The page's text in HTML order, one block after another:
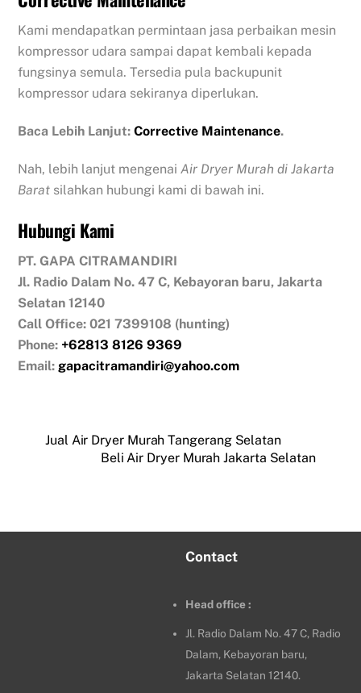
Kami mendapatkan permintaan jasa perbaikan mesin
kompressor udara sampai dapat kembali kepada
fungsinya semula. Tersedia pula backupunit
kompressor udara sekiranya diperlukan.
Baca Lebih Lanjut:Corrective Maintenance.
Nah, lebih lanjut mengenaiAir Dryer Murah di Jakarta
Barat silahkan hubungi kami di bawah ini.
Hubungi Kami
PT. GAPA CITRAMANDIRI
Jl. Radio Dalam No. 47 C, Kebayoran baru, Jakarta
Selatan 12140
Call Office: 021 7399108 (hunting)
Phone: +62813 8126 9369
Email: gapacitramandiri@yahoo.com
Jual Air Dryer Murah Tangerang Selatan
Beli Air Dryer Murah Jakarta Selatan
Contact
Head office :
Jl. Radio Dalam No. 47 C, Radio
Dalam, Kebayoran baru,
Jakarta Selatan 12140.